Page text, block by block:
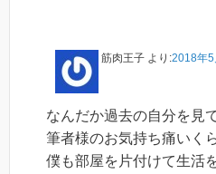
筋肉王子 より:2018年
なんだか過去の自分を見
筆者様のお気持ち痛いく
僕も部屋を片付けて生活